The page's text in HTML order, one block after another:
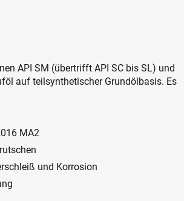
API SM (übertrifft API SC bis SL) und
auf teilsynthetischer Grundölbasis. Es
MA2
und Korrosion